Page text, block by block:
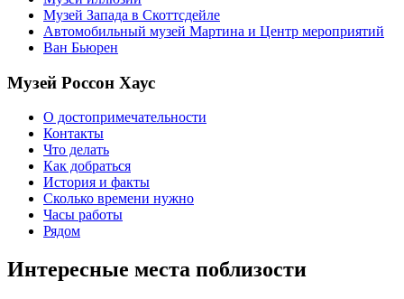
Музей Запада в Скоттсдейле
Автомобильный музей Мартина и Центр мероприятий
Ван Бьюрен
Музей Россон Хаус
О достопримечательности
Контакты
Что делать
Как добраться
История и факты
Сколько времени нужно
Часы работы
Рядом
Интересные места поблизости